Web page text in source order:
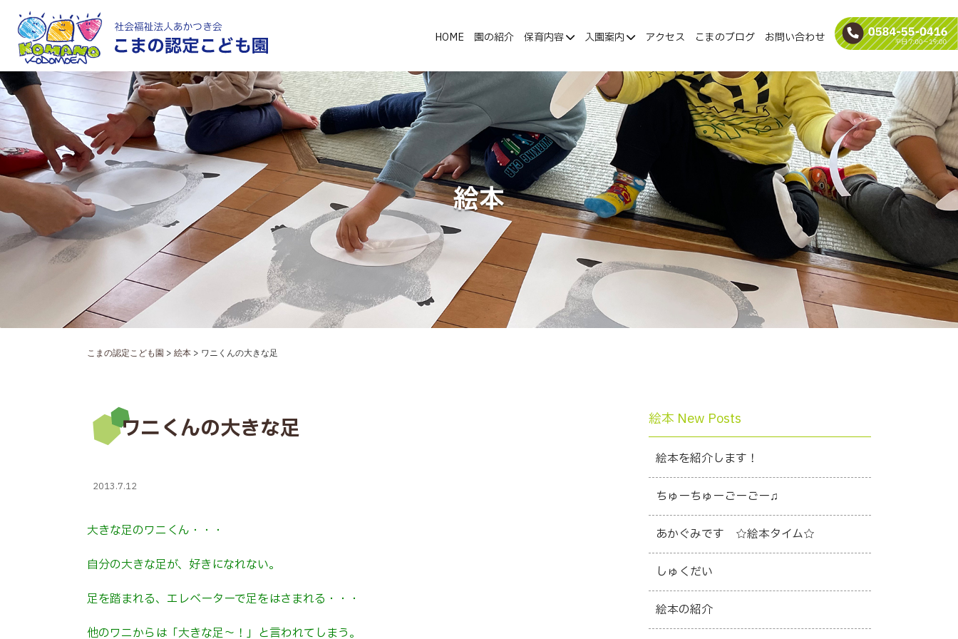
HOME 園の紹介 保育内容 入園案内 アクセス こまのブログ お問い合わせ
絵本
こまの認定こども園 > 絵本 > ワニくんの大きな足
ワニくんの大きな足
2013.7.12
大きな足のワニくん・・・
自分の大きな足が、好きになれない。
足を踏まれる、エレベーターで足をはさまれる・・・
他のワニからは「大きな足～！」と言われてしまう。
絵本 New Posts
絵本を紹介します！
ちゅーちゅーごーごー♫
あかぐみです ☆絵本タイム☆
しゅくだい
絵本の紹介